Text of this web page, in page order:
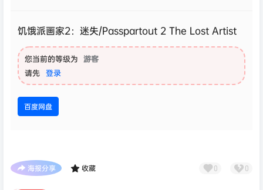
饥饿派画家2：迷失/Passpartout 2 The Lost Artist
您当前的等级为 游客
请先 登录
百度网盘
海报分享 收藏 0 0